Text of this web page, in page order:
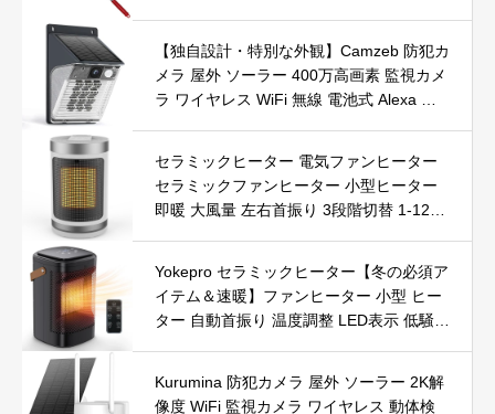
【独自設計・特別な外観】Camzeb 防犯カ
メラ 屋外 ソーラー 400万高画素 監視カメ
ラ ワイヤレス WiFi 無線 電池式 Alexa 赤
録画 IP66防水 遠隔操作
セラミックヒーター 電気ファンヒーター
セラミックファンヒーター 小型ヒーター
即暖 大風量 左右首振り 3段階切替 1-12時
SE認証済 暖房器具
Yokepro セラミックヒーター【冬の必須ア
イテム＆速暖】ファンヒーター 小型 ヒー
ター 自動首振り 温度調整 LED表示 低騒音
護【タイマー機能】【リモコン付き】 持
Kurumina 防犯カメラ 屋外 ソーラー 2K解
像度 WiFi 監視カメラ ワイヤレス 動体検